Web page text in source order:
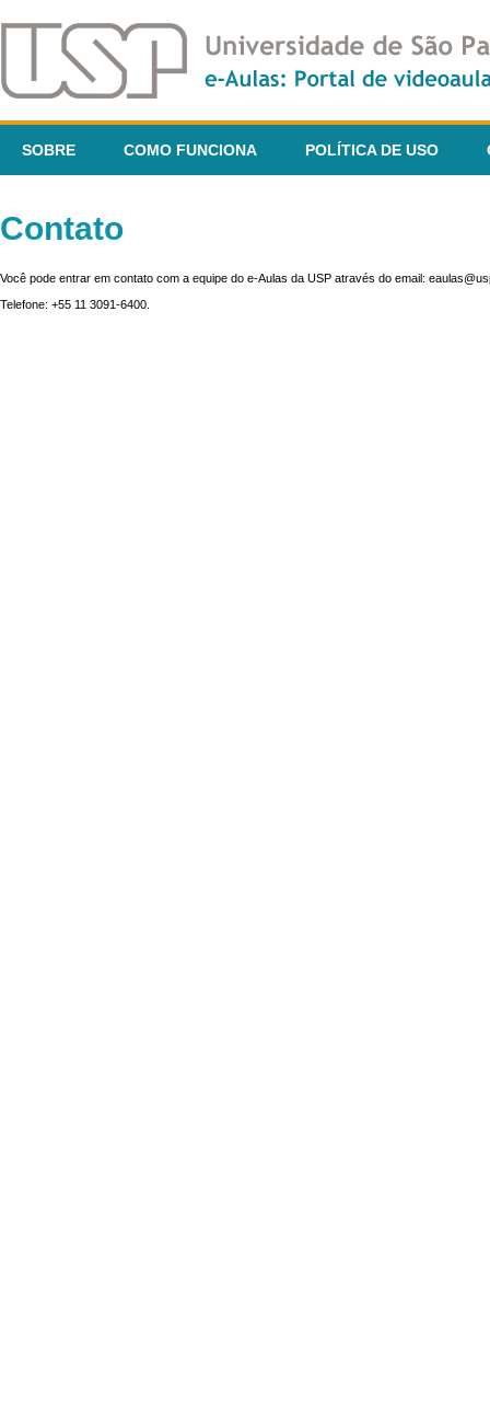
SOBRE COMO FUNCIONA POLÍTICA DE USO
Contato
Você pode entrar em contato com a equipe do e-Aulas da USP através do email:
Telefone: +55 11 3091-6400.